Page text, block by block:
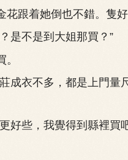
跟着她倒也不錯。隻好
不是到大姐那買？”
衣不多，都是上門量
些，我覺得到縣裡買